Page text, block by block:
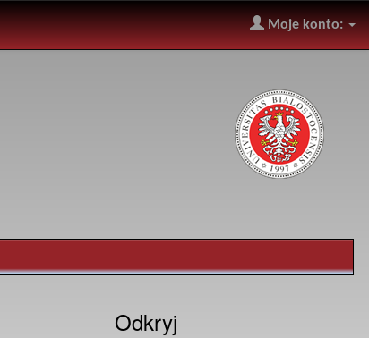
Moje konto:
Odkryj